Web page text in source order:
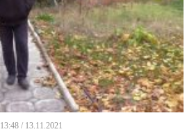
13:48 / 13.11.2021